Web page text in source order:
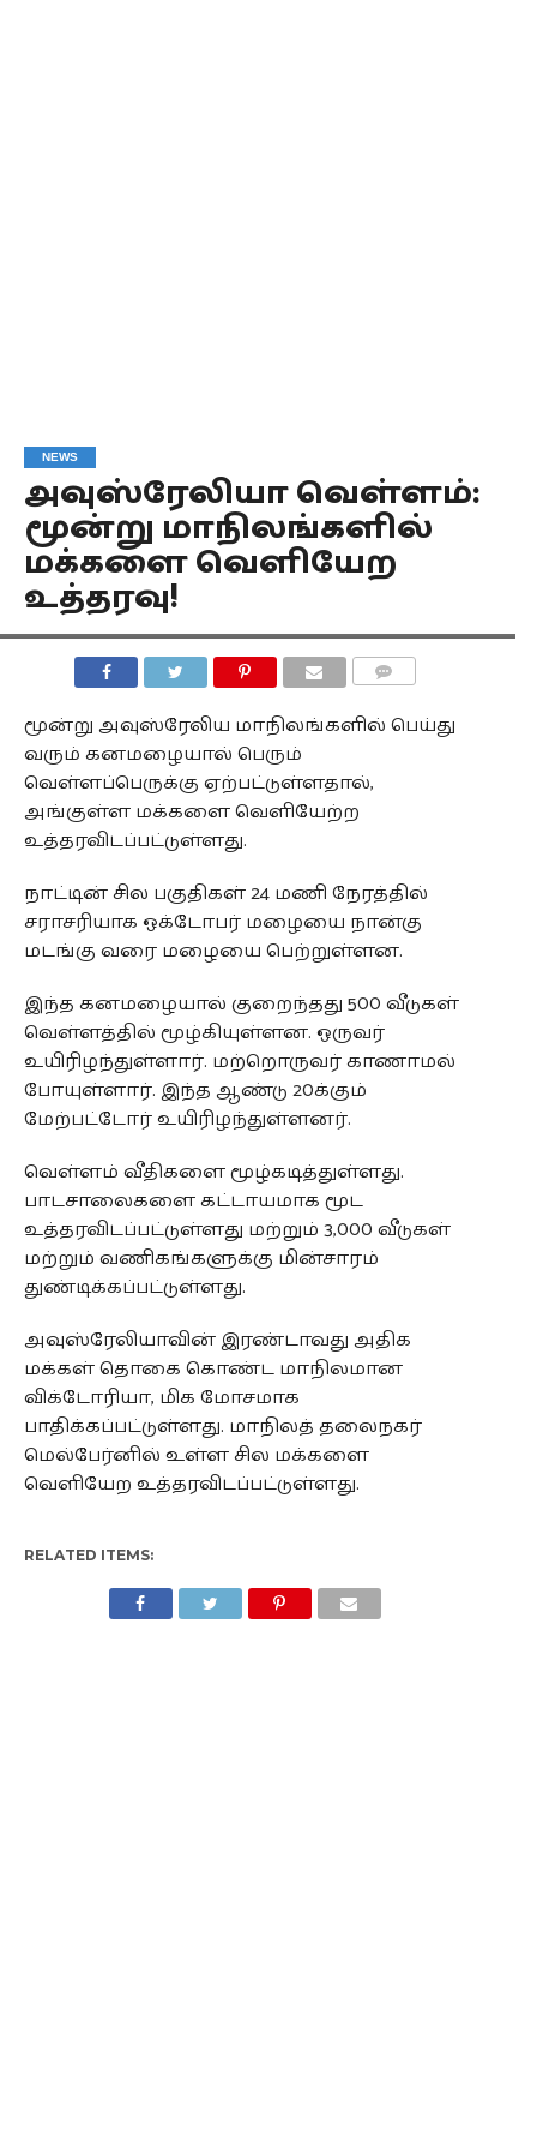
NEWS
அவுஸ்ரேலியா வெள்ளம்:
மூன்று மாநிலங்களில்
மக்களை வெளியேற
உத்தரவு!
மூன்று அவுஸ்ரேலிய மாநிலங்களில் பெய்து
வரும் கனமழையால் பெரும்
வெள்ளப்பெருக்கு ஏற்பட்டுள்ளதால்,
அங்குள்ள மக்களை வெளியேற்ற
உத்தரவிடப்பட்டுள்ளது.
நாட்டின் சில பகுதிகள் 24 மணி நேரத்தில்
சராசரியாக ஒக்டோபர் மழையை நான்கு
மடங்கு வரை மழையை பெற்றுள்ளன.
இந்த கனமழையால் குறைந்தது 500 வீடுகள்
வெள்ளத்தில் மூழ்கியுள்ளன. ஒருவர்
உயிரிழந்துள்ளார். மற்றொருவர் காணாமல்
போயுள்ளார். இந்த ஆண்டு 20க்கும்
மேற்பட்டோர் உயிரிழந்துள்ளனர்.
வெள்ளம் வீதிகளை மூழ்கடித்துள்ளது.
பாடசாலைகளை கட்டாயமாக மூட
உத்தரவிடப்பட்டுள்ளது மற்றும் 3,000 வீடுகள்
மற்றும் வணிகங்களுக்கு மின்சாரம்
துண்டிக்கப்பட்டுள்ளது.
அவுஸ்ரேலியாவின் இரண்டாவது அதிக
மக்கள் தொகை கொண்ட மாநிலமான
விக்டோரியா, மிக மோசமாக
பாதிக்கப்பட்டுள்ளது. மாநிலத் தலைநகர்
மெல்பேர்னில் உள்ள சில மக்களை
வெளியேற உத்தரவிடப்பட்டுள்ளது.
RELATED ITEMS: